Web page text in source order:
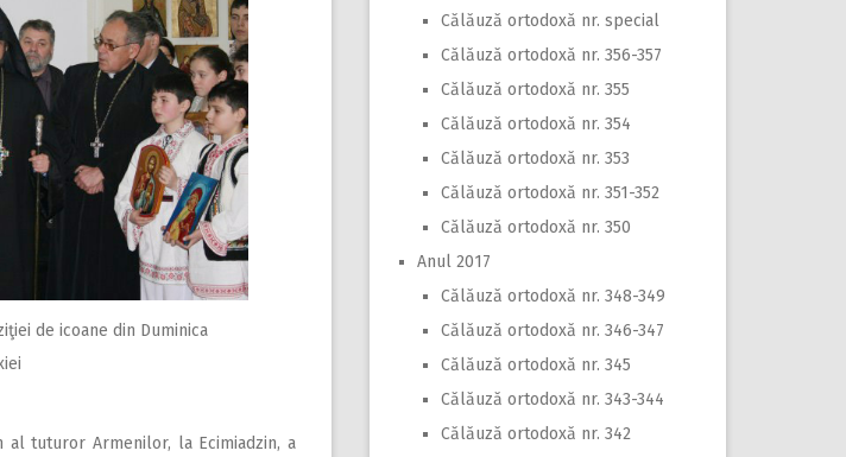
de icoane din Duminica
tuturor Armenilor, la Ecimiadzin, a
Călăuză ortodoxă nr. special
Călăuză ortodoxă nr. 356-357
Călăuză ortodoxă nr. 355
Călăuză ortodoxă nr. 354
Călăuză ortodoxă nr. 353
Călăuză ortodoxă nr. 351-352
Călăuză ortodoxă nr. 350
Anul 2017
Călăuză ortodoxă nr. 348-349
Călăuză ortodoxă nr. 346-347
Călăuză ortodoxă nr. 345
Călăuză ortodoxă nr. 343-344
Călăuză ortodoxă nr. 342